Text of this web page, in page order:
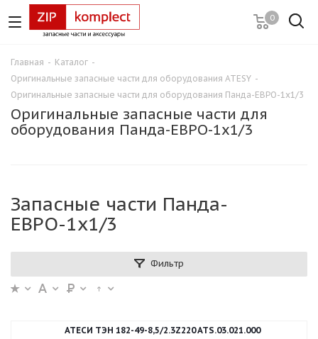
0
Главная - Каталог -
Оригинальные запасные части для оборудования ATESY -
Оригинальные запасные части для оборудования Панда-ЕВРО-1х1/3
Оригинальные запасные части для
оборудования Панда-ЕВРО-1х1/3
Запасные части Панда-
ЕВРО-1х1/3
Фильтр
АТЕСИ ТЭН 182-49-8,5/2.3Z220 ATS.03.021.000